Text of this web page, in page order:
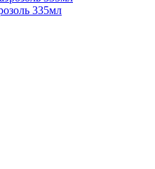
335мл